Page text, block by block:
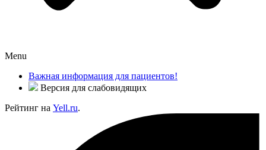
Menu
Важная информация для пациентов!
Версия для слабовидящих
Рейтинг на Yell.ru.